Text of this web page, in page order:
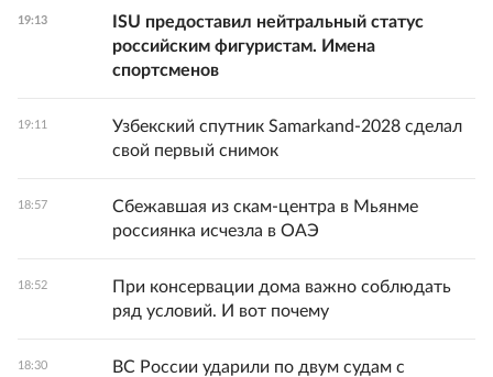
19:13
ISU предоставил нейтральный статус
российским фигуристам. Имена
спортсменов
19:11
Узбекский спутник Samarkand-2028 сделал
свой первый снимок
18:57
Сбежавшая из скам-центра в Мьянме
россиянка исчезла в ОАЭ
18:52
При консервации дома важно соблюдать
ряд условий. И вот почему
18:30
ВС России ударили по двум судам с